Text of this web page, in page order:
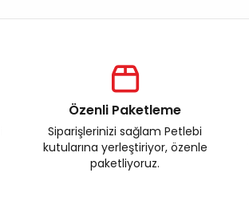
Özenli Paketleme
Siparişlerinizi sağlam Petlebi
kutularına yerleştiriyor, özenle
paketliyoruz.